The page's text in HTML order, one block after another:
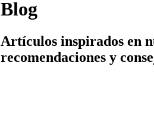
Blog
Artículos inspirados en
recomendaciones y